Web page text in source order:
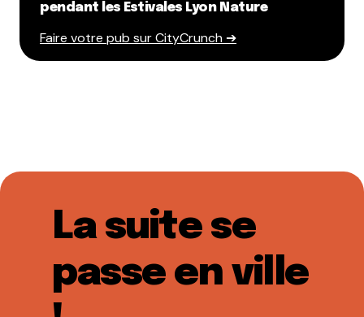
pendant les Estivales Lyon Nature
Faire votre pub sur CityCrunch ➔
La suite se
passe en ville